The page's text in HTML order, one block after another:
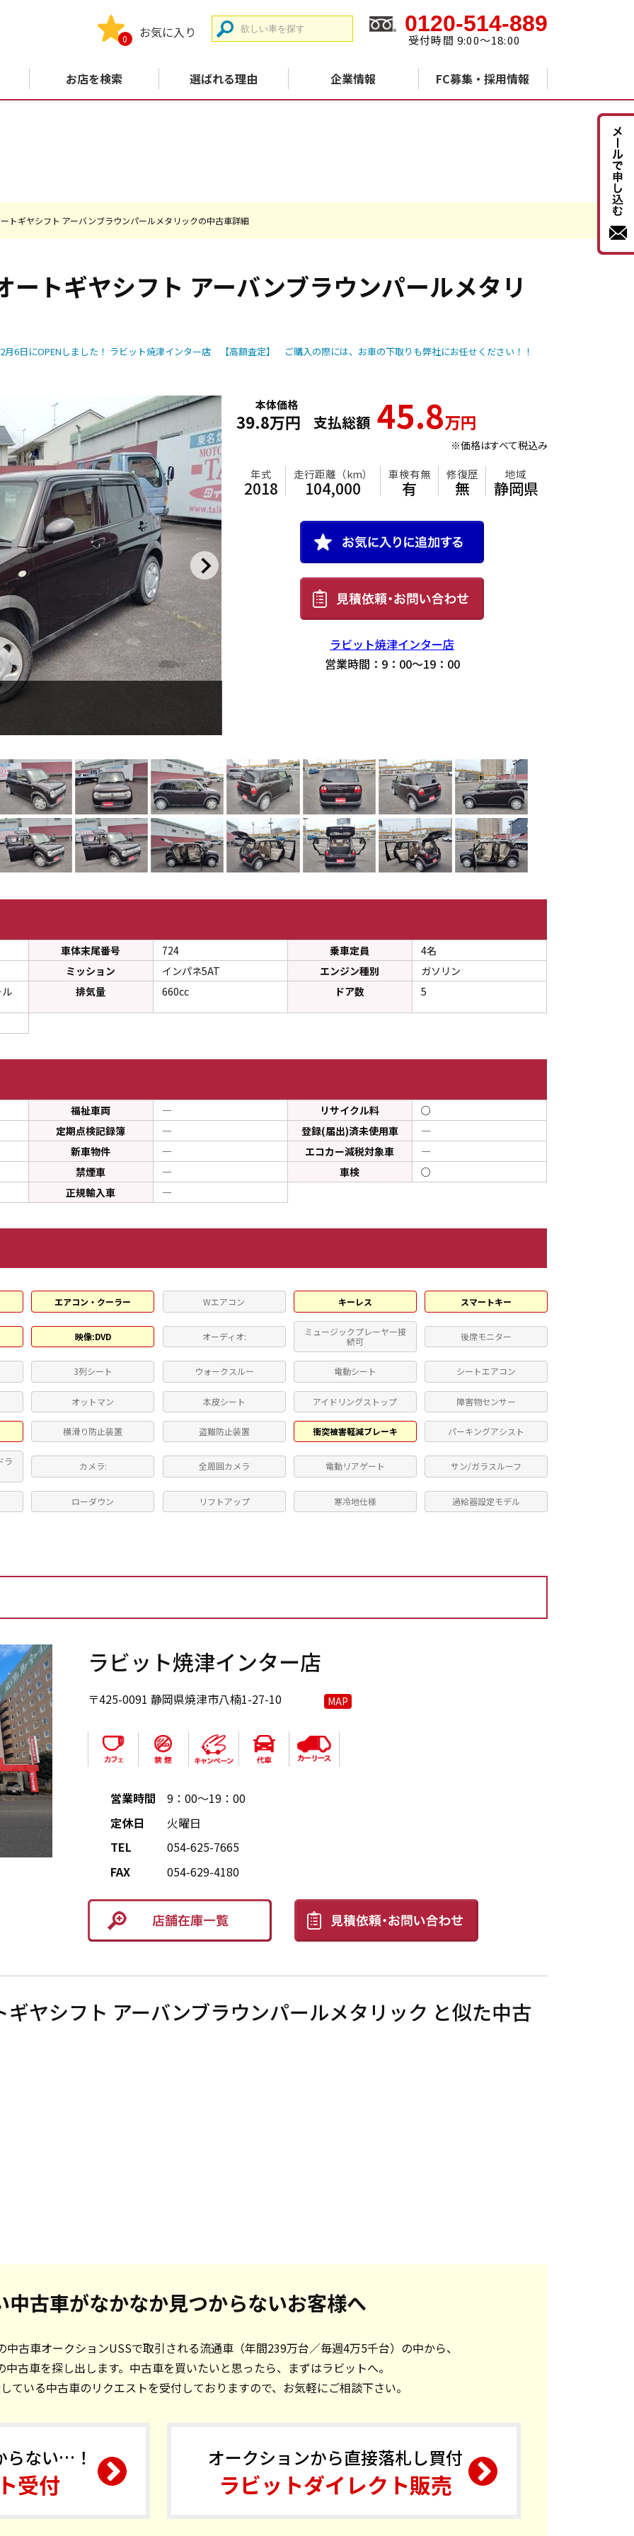
お気に入り
0
0120-514-889
受付時間 9:00～18:00
お店を検索 選ばれる理由 企業情報 FC募集・採用情報
トギヤシフト アーバンブラウンパールメタリックの中古車詳細
ートギヤシフト アーバンブラウンパールメタリ
日にOPENしました！ ラビット焼津インター店 【高額査定】 ご購入の際には、お車の下取りも弊社にお任せください！！
本体価格
39.8万円 支払総額 45.8万円
※価格はすべて税込み
年式
2018
走行距離（km）
104,000
ラビット焼津インター店
営業時間：9：00～19：00
車体末尾番号 724 乗車定員
4名
ミッション
インパネ5AT エンジン種別
ガソリン
排気量 660cc ドア数 5
福祉車両 ― リサイクル料
○
定期点検記録簿
― 登録(届出)済未使用車
―
新車物件
― エコカー減税対象車
―
禁煙車
― 車検
○
正規輸入車
―
エアコン・クーラー Wエアコン キーレス スマートキー
映像:DVD オーディオ:
ミュージックプレーヤー接
続可
後席モニター
3列シート ウォークスルー 電動シート シートエアコン
オットマン 本皮シート アイドリングストップ 障害物センサー
横滑り防止装置 盗難防止装置 衝突被害軽減ブレーキ パーキングアシスト
ラ カメラ: 全周囲カメラ 電動リアゲート サン/ガラスルーフ
ローダウン リフトアップ 寒冷地仕様 過給器設定モデル
ラビット焼津インター店
〒425-0091 静岡県焼津市八楠1-27-10 MAP
営業時間
9：00～19：00
定休日
火曜日
TEL
054-625-7665
FAX
054-629-4180
ヤシフト アーバンブラウンパールメタリック と似た中古
中古車がなかなか見つからないお客様へ
古車オークションUSSで取引される流通車（年間239万台／毎週4万5千台）の中から、
中古車を探し出します。中古車を買いたいと思ったら、まずはラビットへ。
ている中古車のリクエストを受付しておりますので、お気軽にご相談下さい。
らない…！
受付
オークションから直接落札し買付
ラビットダイレクト販売